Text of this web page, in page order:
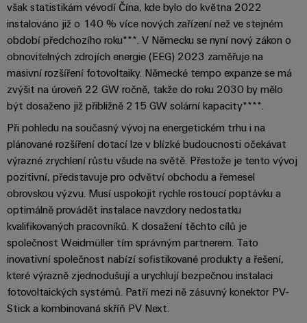
Výroba
rozvaděčů
Řešení
výzev
týkajících
se
stavby
rozvaděčů
Přenos
a distribuce
Stabilita
a
bezpečnost
moderních
energetických
sítí
Ropa
a plyn
Bezpečné
procesy
pomocí
Systémy
a
řešení
Decentralizovaná
automatizace
Řešení
řízení
spotřeby
energie
SOFTWARE
Internet
věcí
&
Automatizace
Průmyslová
relé
Izolační
zesilovače
a
měřicí
převodníky
Napájecí
zdroje
Krytky
pro
elektroniku
Ochrana
proti
blesku
a přepětí
prostředím
PSIRT
Technické
údaje
Technický
produktový
katalog
Opravy
a náhradní
díly
Školení
a
webové
semináře
Distribuce
Partnerská
síť
pro
průmyslový
internet
věcí
a
automatizaci
Najděte
si
partnera
pro
automatizační
řešení
v
Velkoobchody
však statistikám vévodí Čína, kde bylo do května 2022
instalováno již o 140 % více nových zařízení než ve stejném
období předchozího roku***. V Německu se nyní nový zákon o
obnovitelných zdrojích energie (EEG) 2023 zaměřuje na
masivní rozšíření fotovoltaiky. Německé tempo expanze se má
zvýšit na úroveň 22 GW ročně, takže do roku 2030 by mělo
být dosaženo již přibližně 215 GW solární kapacity****.
Při pohledu na současný vývoj na energetickém trhu i na
plánované rozšíření dotací lze v blízké budoucnosti očekávat
výrazné zrychlení růstu všude na světě. Přestože je tento vývoj
pozitivní, představuje pro odvětví obchodu a řemesel
obrovskou výzvu. Musí uspokojit rychle rostoucí poptávku a
optimálně provádět instalace navzdory nedostatku
kvalifikovaných pracovníků. K dosažení těchto cílů je
společnost Weidmüller tím správným partnerem. Tato
inovativní společnost nabízí sofistikované produkty a řešení,
které výrazně zjednodušují a urychlují bezpečnou instalaci
fotovoltaických systémů. Patří mezi ně zásuvný konektor PV-
Stick a kombinovaná skříň PV Next.